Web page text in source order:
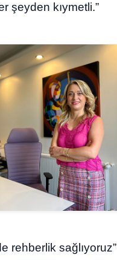
şeyden kıymetli.”
rehberlik sağlıyoruz”